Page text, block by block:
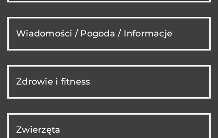
Wiadomości / Pogoda / Informacje
Zdrowie i fitness
Zwierzęta